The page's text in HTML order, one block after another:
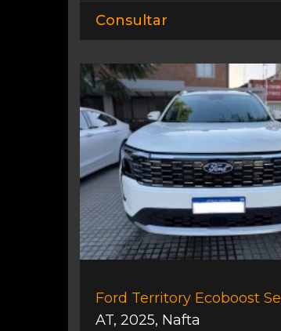
Consultar
Ford Territory Ecoboost Sel
AT, 2025, Nafta